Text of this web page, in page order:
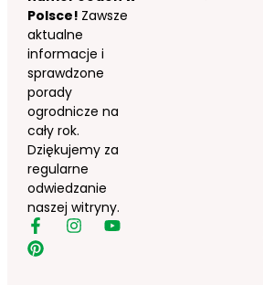
Polsce! Zawsze
aktualne
informacje i
sprawdzone
porady
ogrodnicze na
cały rok.
Dziękujemy za
regularne
odwiedzanie
naszej witryny.